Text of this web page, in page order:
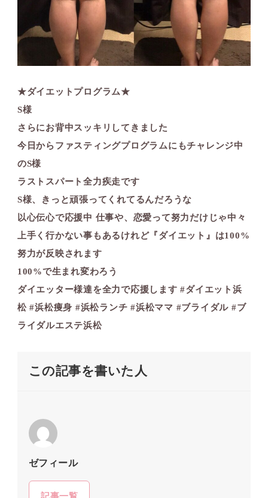
★ダイエットプログラム★
S様
さらにお背中スッキリしてきました
今日からファスティングプログラムにもチャレンジ中
のS様
ラストスパート️全力疾走です
S様、きっと頑張ってくれてるんだろうな
以心伝心で応援中️ 仕事や、恋愛って努力だけじゃ中々
上手く行かない事もあるけれど『ダイエット』は100%
努力が反映されます
100%で生まれ変わろう
ダイエッター様達を全力で応援します️ #ダイエット浜
松 #浜松痩身 #浜松ランチ #浜松ママ #ブライダル #ブ
ライダルエステ浜松
この記事を書いた人
ゼフィール
記事一覧